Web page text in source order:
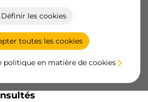
Définir les cookies
toutes les cookies
politique en matière de cookies